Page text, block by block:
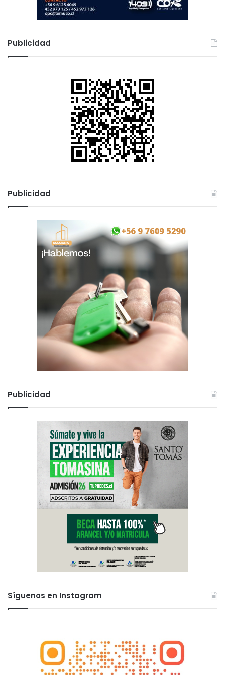
Publicidad
Publicidad
Publicidad
Síguenos en Instagram